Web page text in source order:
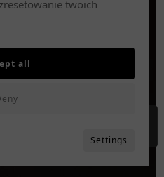
MENU
twoich
Settings
all